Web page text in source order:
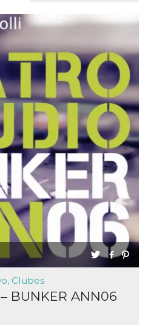
Clubes
– BUNKER ANN06